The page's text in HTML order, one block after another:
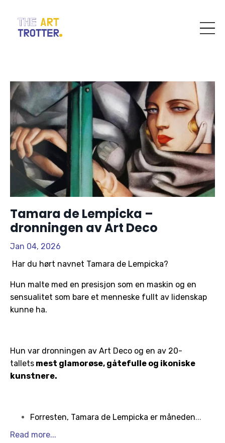
Tamara de Lempicka –
dronningen av Art Deco
Jan 04, 2026
Har du hørt navnet Tamara de Lempicka?
Hun malte med en presisjon som en maskin og en
sensualitet som bare et menneske fullt av lidenskap
kunne ha.
Hun var dronningen av Art Deco og en av 20-
tallets mest glamorøse, gåtefulle og ikoniske
kunstnere.
Forresten, Tamara de Lempicka er måneden...
Read more...